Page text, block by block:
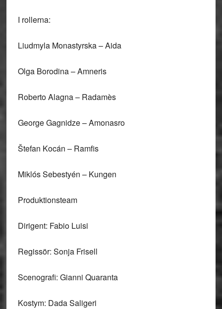
I rollerna:
Liudmyla Monastyrska – Aida
Olga Borodina – Amneris
Roberto Alagna – Radamès
George Gagnidze – Amonasro
Štefan Kocán – Ramfis
Miklós Sebestyén – Kungen
Produktionsteam
Dirigent: Fabio Luisi
Regissör: Sonja Frisell
Scenografi: Gianni Quaranta
Kostym: Dada Saligeri